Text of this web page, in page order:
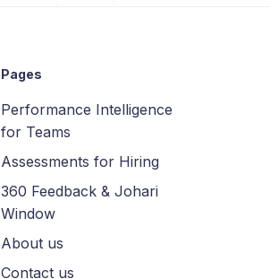
Pages
Performance Intelligence
for Teams
Assessments for Hiring
360 Feedback & Johari
Window
About us
Contact us